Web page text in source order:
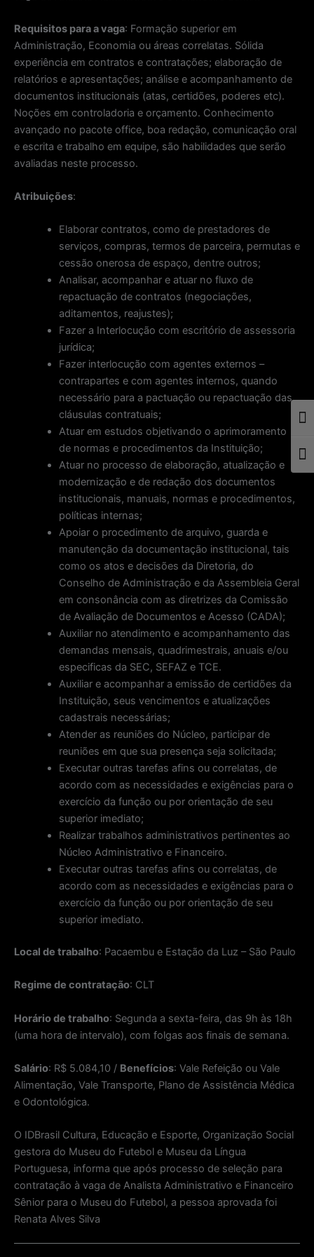
Requisitos para a vaga: Formação superior em
Administração, Economia ou áreas correlatas. Sólida
experiência em contratos e contratações; elaboração de
relatórios e apresentações; análise e acompanhamento de
documentos institucionais (atas, certidões, poderes etc).
Noções em controladoria e orçamento. Conhecimento
avançado no pacote office, boa redação, comunicação oral
e escrita e trabalho em equipe, são habilidades que serão
avaliadas neste processo.
Atribuições:
Elaborar contratos, como de prestadores de
serviços, compras, termos de parceira, permutas e
cessão onerosa de espaço, dentre outros;
Analisar, acompanhar e atuar no fluxo de
repactuação de contratos (negociações,
aditamentos, reajustes);
Fazer a Interlocução com escritório de assessoria
jurídica;
Fazer interlocução com agentes externos –
contrapartes e com agentes internos, quando
necessário para a pactuação ou repactuação das
cláusulas contratuais;
Atuar em estudos objetivando o aprimoramento
de normas e procedimentos da Instituição;
Atuar no processo de elaboração, atualização e
modernização e de redação dos documentos
institucionais, manuais, normas e procedimentos,
políticas internas;
Apoiar o procedimento de arquivo, guarda e
manutenção da documentação institucional, tais
como os atos e decisões da Diretoria, do
Conselho de Administração e da Assembleia Geral
em consonância com as diretrizes da Comissão
de Avaliação de Documentos e Acesso (CADA);
Auxiliar no atendimento e acompanhamento das
demandas mensais, quadrimestrais, anuais e/ou
especificas da SEC, SEFAZ e TCE.
Auxiliar e acompanhar a emissão de certidões da
Instituição, seus vencimentos e atualizações
cadastrais necessárias;
Atender as reuniões do Núcleo, participar de
reuniões em que sua presença seja solicitada;
Executar outras tarefas afins ou correlatas, de
acordo com as necessidades e exigências para o
exercício da função ou por orientação de seu
superior imediato;
Realizar trabalhos administrativos pertinentes ao
Núcleo Administrativo e Financeiro.
Executar outras tarefas afins ou correlatas, de
acordo com as necessidades e exigências para o
exercício da função ou por orientação de seu
superior imediato.
Local de trabalho: Pacaembu e Estação da Luz – São Paulo
Regime de contratação: CLT
Horário de trabalho: Segunda a sexta-feira, das 9h às 18h
(uma hora de intervalo), com folgas aos finais de semana.
Salário: R$ 5.084,10 / Benefícios: Vale Refeição ou Vale
Alimentação, Vale Transporte, Plano de Assistência Médica
e Odontológica.
O IDBrasil Cultura, Educação e Esporte, Organização Social
gestora do Museu do Futebol e Museu da Língua
Portuguesa, informa que após processo de seleção para
contratação à vaga de Analista Administrativo e Financeiro
Sênior para o Museu do Futebol, a pessoa aprovada foi
Renata Alves Silva